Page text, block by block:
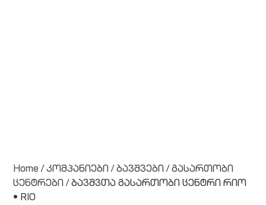
Home /კომპანიები /ბავშვები /გასართობი
ცენტრები / ბავშვთა გასართობი ცენტრი რიო
• RIO